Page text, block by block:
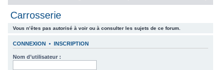
Carrosserie
Vous n’êtes pas autorisé à voir ou à consulter les sujets de ce forum.
CONNEXION • INSCRIPTION
Nom d’utilisateur :